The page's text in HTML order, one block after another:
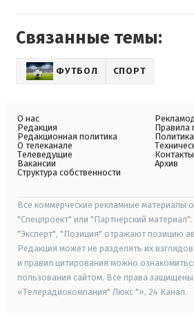
Связанные темы:
ФУТБОЛ СПОРТ
О нас
Редакция
Редакционная политика
О телеканале
Телеведущие
Вакансии
Структура собственности
Правила
Контакты
Архив
Все коммерческие рекламные материалы
"Спецпроект" или "Партнерский
"Эксперт", "Позиция" отражают позицию
Редакция может не разделять их
и правил цитирования можно
пользования сайтом. Все права
«Телерадиокомпания" Люкс "», 24 Канал.